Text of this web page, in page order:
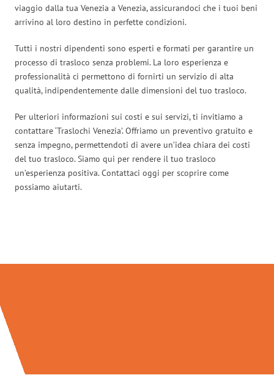
viaggio dalla tua Venezia a Venezia, assicurandoci che i tuoi beni
arrivino al loro destino in perfette condizioni.
Tutti i nostri dipendenti sono esperti e formati per garantire un
processo di trasloco senza problemi. La loro esperienza e
professionalità ci permettono di fornirti un servizio di alta
qualità, indipendentemente dalle dimensioni del tuo trasloco.
Per ulteriori informazioni sui costi e sui servizi, ti invitiamo a
contattare ‘Traslochi Venezia’. Offriamo un preventivo gratuito e
senza impegno, permettendoti di avere un’idea chiara dei costi
del tuo trasloco. Siamo qui per rendere il tuo trasloco
un’esperienza positiva. Contattaci oggi per scoprire come
possiamo aiutarti.